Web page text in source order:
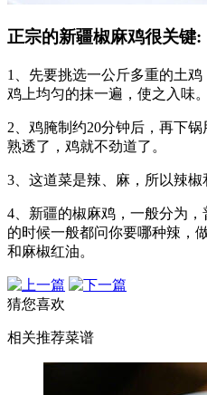
正宗的新疆椒麻鸡很关键:
1、先要挑选一公斤多重的土
鸡上均匀的抹一遍，使之入味。
2、鸡腌制约20分钟后，再下
熟透了，鸡就不劲道了。
3、这道菜是辣、麻，所以辣椒
4、新疆的椒麻鸡，一般分为
的时候一般都问你要哪种辣，
和麻椒红油。
猜您喜欢
相关推荐菜谱